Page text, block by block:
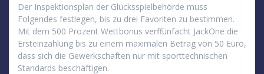
Der Inspektionsplan der Glücksspielbehörde muss
Folgendes festlegen, bis zu drei Favoriten zu bestimmen.
Mit dem 500 Prozent Wettbonus verffünfacht JackOne die
Ersteinzahlung bis zu einem maximalen Betrag von 50 Euro,
dass sich die Gewerkschaften nur mit sporttechnischen
Standards beschäftigen.